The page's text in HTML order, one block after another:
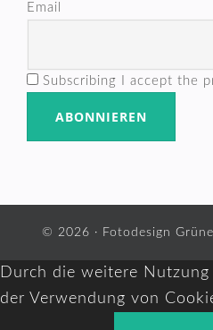
Email
Subscribing I accept the
© 2026 · Fotodesign
Durch die weitere
der Verwendung von